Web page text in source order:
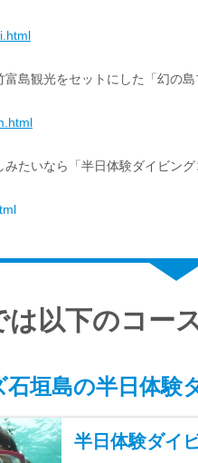
島観光をセットにした「幻の
たいなら「半日体験ダイビング
は以下のコー
垣島の半日体験
半日体験ダイ